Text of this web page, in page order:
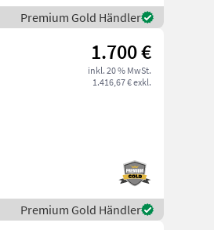
Premium Gold Händler
1.700 €
inkl. 20 % MwSt.
1.416,67 € exkl.
Premium Gold Händler